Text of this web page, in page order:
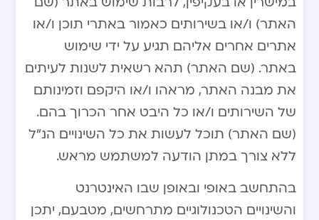
האתר) ו/או בשירותים כאמור באתרי תוכן ו/או
אתרים אחרים אליהם תגיע על ידי שימוש
באתר. (שם האתר) תהא רשאית לשנות לעיתים
את מבנה האתר, מראהו ו/או היקפם וזמינותם
של השירותים ו/או כל היבט אחר הכרוך בהם.
(שם האתר) תוכל לעשות את כל השינויים הנ”ל
ללא צורך במתן הודעה למשתמש מראש.
בהתחשב באופי ובאופן שבו האינטרנט
והשינויים הטכנולוגיים מתרחשים, מטבעם, יתכן